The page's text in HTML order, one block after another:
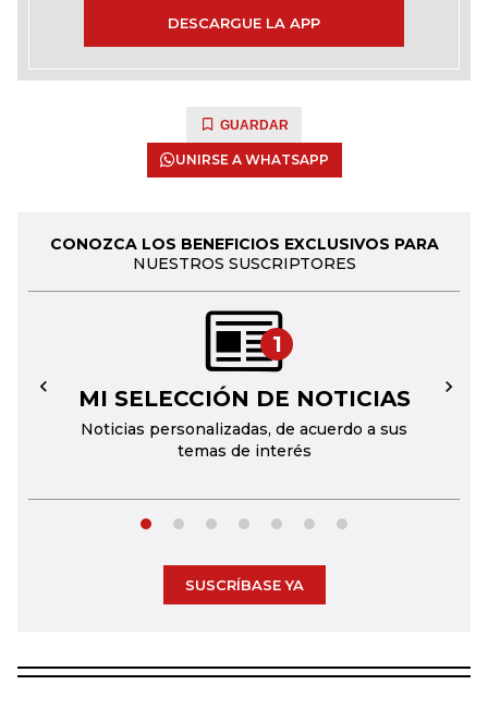
DESCARGUE LA APP
GUARDAR
UNIRSE A WHATSAPP
CONOZCA LOS BENEFICIOS EXCLUSIVOS PARA
NUESTROS SUSCRIPTORES
1
MI SELECCIÓN DE NOTICIAS
Noticias personalizadas, de acuerdo a sus
temas de interés
← →
SUSCRÍBASE YA